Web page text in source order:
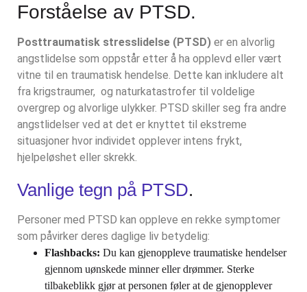
Forståelse av PTSD.
Posttraumatisk stresslidelse (PTSD) er en alvorlig
angstlidelse som oppstår etter å ha opplevd eller vært
vitne til en traumatisk hendelse. Dette kan inkludere alt
fra krigstraumer, og naturkatastrofer til voldelige
overgrep og alvorlige ulykker. PTSD skiller seg fra andre
angstlidelser ved at det er knyttet til ekstreme
situasjoner hvor individet opplever intens frykt,
hjelpeløshet eller skrekk.
Vanlige tegn på PTSD.
Personer med PTSD kan oppleve en rekke symptomer
som påvirker deres daglige liv betydelig:
Flashbacks: Du kan gjenoppleve traumatiske hendelser
gjennom uønskede minner eller drømmer. Sterke
tilbakeblikk gjør at personen føler at de gjenopplever